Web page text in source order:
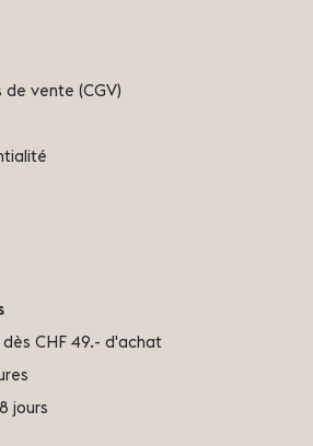
de vente (CGV)
CHF 49.- d'achat
jours